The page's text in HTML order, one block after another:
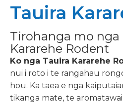
Tauira
Tirohanga mo nga
Kararehe Rodent
Ko nga Tauira Kararehe
nui i roto i te rangahau
hou. Ka taea e nga
tikanga mate, te